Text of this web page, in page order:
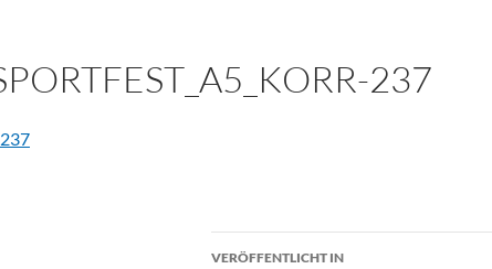
237
Beitragsnavigation
VERÖFFENTLICHT IN